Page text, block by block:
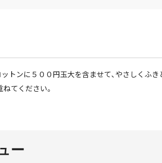
トンに５００円玉大を含ませて、やさしくふ
てください。
ー